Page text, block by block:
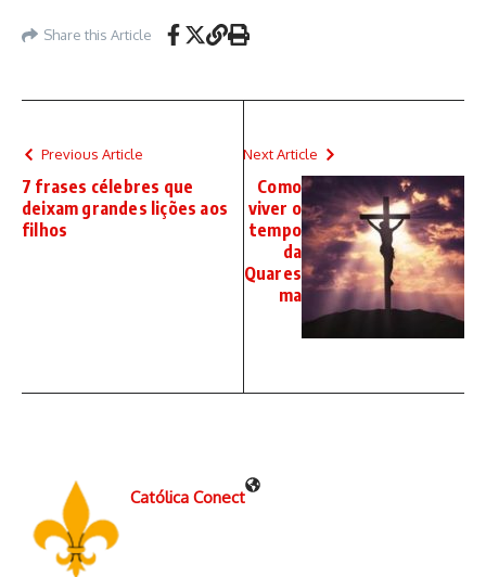
Share this Article
Previous Article
7 frases célebres que
deixam grandes lições aos
filhos
Next Article
Como
viver o
tempo
da
Quares
ma
Católica Conect